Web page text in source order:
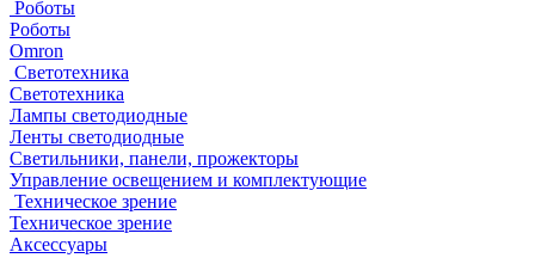
Роботы
Роботы
Omron
Светотехника
Светотехника
Лампы светодиодные
Ленты светодиодные
Светильники, панели, прожекторы
Управление освещением и комплектующие
Техническое зрение
Техническое зрение
Аксессуары